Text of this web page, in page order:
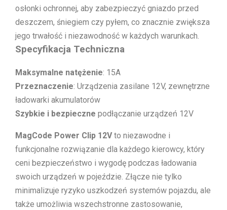
osłonki ochronnej, aby zabezpieczyć gniazdo przed
deszczem, śniegiem czy pyłem, co znacznie zwiększa
jego trwałość i niezawodność w każdych warunkach.
Specyfikacja Techniczna
Maksymalne natężenie: 15A
Przeznaczenie: Urządzenia zasilane 12V, zewnętrzne
ładowarki akumulatorów
Szybkie i bezpieczne podłączanie urządzeń 12V
MagCode Power Clip 12Vto niezawodne i
funkcjonalne rozwiązanie dla każdego kierowcy, który
ceni bezpieczeństwo i wygodę podczas ładowania
swoich urządzeń w pojeździe. Złącze nie tylko
minimalizuje ryzyko uszkodzeń systemów pojazdu, ale
także umożliwia wszechstronne zastosowanie,